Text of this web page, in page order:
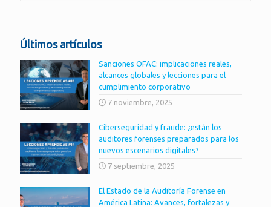
Últimos artículos
Sanciones OFAC: implicaciones reales,
alcances globales y lecciones para el
cumplimiento corporativo
7 noviembre, 2025
Ciberseguridad y fraude: ¿están los
auditores forenses preparados para los
nuevos escenarios digitales?
7 septiembre, 2025
El Estado de la Auditoría Forense en
América Latina: Avances, fortalezas y